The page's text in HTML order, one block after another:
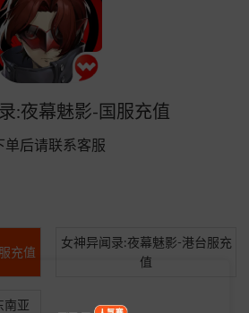
:夜幕魅影-国服充值
单后请联系客服
充值
女神异闻录:夜幕魅影-港台服充
值
南亚